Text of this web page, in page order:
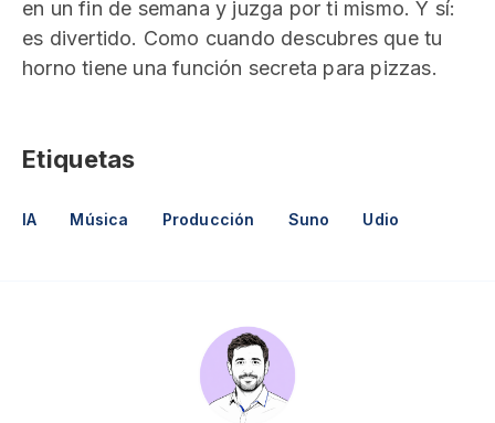
en un fin de semana y juzga por ti mismo. Y sí:
es divertido. Como cuando descubres que tu
horno tiene una función secreta para pizzas.
Etiquetas
IA Música Producción Suno Udio